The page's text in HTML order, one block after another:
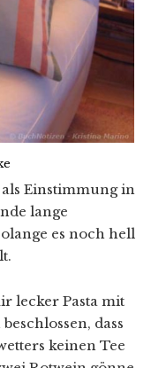
als Einstimmung in
lange
es noch hell
lecker Pasta mit
dass
keinen Tee